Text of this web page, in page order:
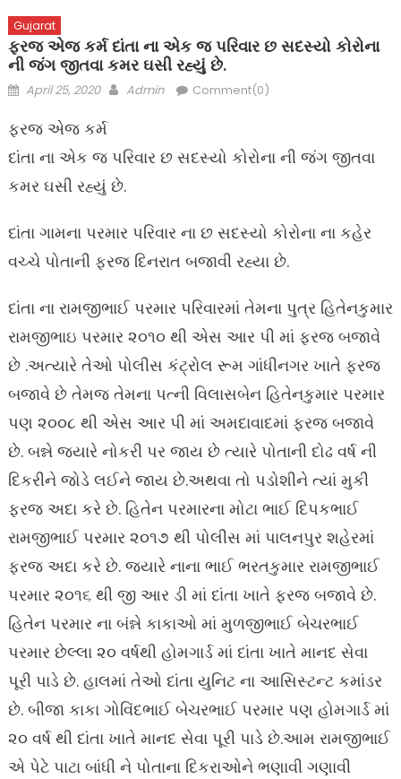
Gujarat
ફરજ એજ કર્મ દાંતા ના એક જ પરિવાર છ સદસ્યો કોરોના
ની જંગ જીતવા કમર ઘસી રહ્યું છે.
Posted
April 25, 2020 Author
Admin Comment(0)
ફરજ એજ કર્મ
દાંતા ના એક જ પરિવાર છ સદસ્યો કોરોના ની જંગ જીતવા
કમર ઘસી રહ્યું છે.
દાંતા ગામના પરમાર પરિવાર ના છ સદસ્યો કોરોના ના કહેર
વચ્ચે પોતાની ફરજ દિનરાત બજાવી રહ્યા છે.
દાંતા ના રામજીભાઈ પરમાર પરિવારમાં તેમના પુત્ર હિતેનકુમાર
રામજીભાઇ પરમાર ૨૦૧૦ થી એસ આર પી માં ફરજ બજાવે
છે .અત્યારે તેઓ પોલીસ કંટ્રોલ રૂમ ગાંધીનગર ખાતે ફરજ
બજાવે છે તેમજ તેમના પત્ની વિલાસબેન હિતેનકુમાર પરમાર
પણ ૨૦૦૮ થી એસ આર પી માં અમદાવાદમાં ફરજ બજાવે
છે. બન્ને જયારે નોકરી પર જાય છે ત્યારે પોતાની દોઢ વર્ષ ની
દિકરીને જોડે લઈને જાય છે.અથવા તો પડોશીને ત્યાં મુકી
ફરજ અદા કરે છે. હિતેન પરમારના મોટા ભાઈ દિપકભાઈ
રામજીભાઈ પરમાર ૨૦૧૭ થી પોલીસ માં પાલનપુર શહેરમાં
ફરજ અદા કરે છે. જ્યારે નાના ભાઈ ભરતકુમાર રામજીભાઈ
પરમાર ૨૦૧૬ થી જી આર ડી માં દાંતા ખાતે ફરજ બજાવે છે.
હિતેન પરમાર ના બંન્ને કાકાઓ માં મુળજીભાઈ બેચરભાઈ
પરમાર છેલ્લા ૨૦ વર્ષથી હોમગાર્ડ માં દાંતા ખાતે માનદ સેવા
પૂરી પાડે છે. હાલમાં તેઓ દાંતા યુનિટ ના આસિસ્ટન્ટ કમાંડર
છે. બીજા કાકા ગોવિંદભાઈ બેચરભાઈ પરમાર પણ હોમગાર્ડ માં
૨૦ વર્ષ થી દાંતા ખાતે માનદ સેવા પૂરી પાડે છે.આમ રામજીભાઈ
એ પેટે પાટા બાંધી ને પોતાના દિકરાઓને ભણાવી ગણાવી